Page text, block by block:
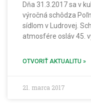
Dňa 31.3.2017 sa v
výročná schôdza
sídlom v Ludrovej.
atmosfére osláv 45.
OTVORIŤ AKTUALITU »
21. marca 2017